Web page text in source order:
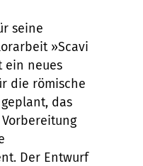
seine
»Scavi
ein neues
die römische
das
Der Entwurf